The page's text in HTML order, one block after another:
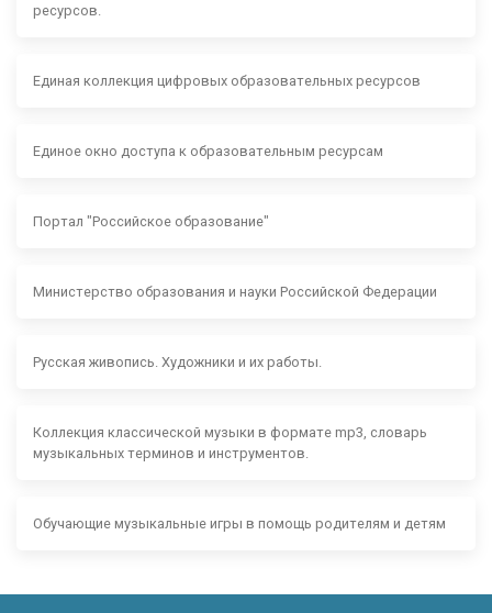
ресурсов.
Единая коллекция цифровых образовательных ресурсов
Единое окно доступа к образовательным ресурсам
Портал "Российское образование"
Министерство образования и науки Российской Федерации
Русская живопись. Художники и их работы.
Коллекция классической музыки в формате mp3, словарь
музыкальных терминов и инструментов.
Обучающие музыкальные игры в помощь родителям и детям